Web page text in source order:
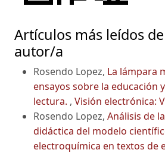
Artículos más leídos
autor/a
Rosendo Lopez, La lámpara
ensayos sobre la educación
lectura. , Visión electrónica:
Rosendo Lopez, Análisis de
didáctica del modelo
electroquímica en textos de